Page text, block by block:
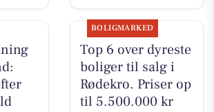
BOLIGMARKED
Top 6 over dyreste
boliger til salg i
Rødekro. Priser op
til 5.500.000 kr